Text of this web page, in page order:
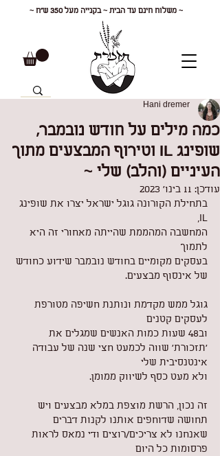
~ משלוח חינם עד הבית ~ בקנייה מעל 350 ש"ח ~
כמה מילים על חודש נובמבר,
שופינג IL וטירוף המבצעים מתוך
העיניים (והלב) שלי ~
Hani dremer
עודכן: 11 בינו׳ 2023
בתחילת הקורונה גוגל ישראל יצרו את שופינג
IL,
המחשבה המהממת שהייתה מאחורי זה היא
לתמוך
בעסקים מקומיים בחודש נובמבר שידוע כחודש
של אינסוף מבצעים.
גוגל ממש מקדמת ונותנת חשיפה מטורפת
לעסקים קטנים
וב48 שעות כמות האנשים שמגלים את
'תזכורת' שווה לכמעט חצי שנה של עבודה
אינטנסיבית שלי
ולא מעט כסף לשיווק ממומן.
זה נכון, הרשת מוצפת במלא מבצעים ויש
תחושה שדוחפים אותנו לקנות דברים
שאנחנו לא צריכים/רוצים ודי נמאס לראות
פרסומות כל היום